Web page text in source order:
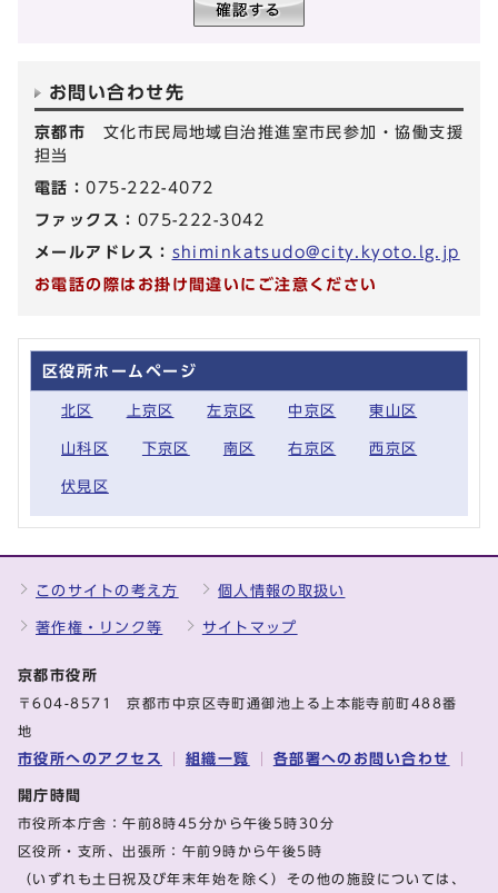
お問い合わせ先
京都市 文化市民局地域自治推進室市民参加・協働支援
担当
電話：075-222-4072
ファックス： 075-222-3042
メールアドレス： shiminkatsudo@city.kyoto.lg.jp
お電話の際はお掛け間違いにご注意ください
区役所ホームページ
北区 上京区 左京区 中京区 東山区
山科区 下京区 南区 右京区 西京区
伏見区
このサイトの考え方 個人情報の取扱い
著作権・リンク等 サイトマップ
京都市役所
〒604-8571 京都市中京区寺町通御池上る上本能寺前町488番
地
市役所へのアクセス 組織一覧 各部署へのお問い合わせ
開庁時間
市役所本庁舎：午前8時45分から午後5時30分
区役所・支所、出張所：午前9時から午後5時
（いずれも土日祝及び年末年始を除く）その他の施設については、